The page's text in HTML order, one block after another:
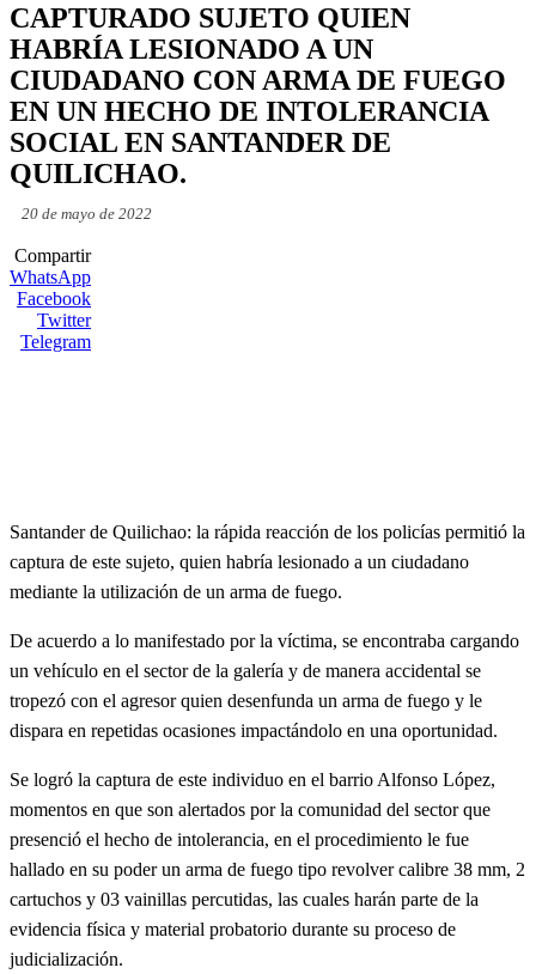
CAPTURADO SUJETO QUIEN
HABRÍA LESIONADO A UN
CIUDADANO CON ARMA DE FUEGO
EN UN HECHO DE INTOLERANCIA
SOCIAL EN SANTANDER DE
QUILICHAO.
20 de mayo de 2022
Compartir
WhatsApp
Facebook
Twitter
Telegram
Santander de Quilichao: la rápida reacción de los policías permitió la
captura de este sujeto, quien habría lesionado a un ciudadano
mediante la utilización de un arma de fuego.
De acuerdo a lo manifestado por la víctima, se encontraba cargando
un vehículo en el sector de la galería y de manera accidental se
tropezó con el agresor quien desenfunda un arma de fuego y le
dispara en repetidas ocasiones impactándolo en una oportunidad.
Se logró la captura de este individuo en el barrio Alfonso López,
momentos en que son alertados por la comunidad del sector que
presenció el hecho de intolerancia, en el procedimiento le fue
hallado en su poder un arma de fuego tipo revolver calibre 38 mm, 2
cartuchos y 03 vainillas percutidas, las cuales harán parte de la
evidencia física y material probatorio durante su proceso de
judicialización.